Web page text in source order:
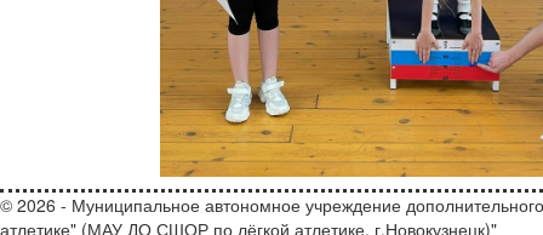
© 2026 - Муниципальное автономное учреждение
атлетике" (МАУ ДО СШОР по лёгкой атлетике, г.Новокузнецк)"